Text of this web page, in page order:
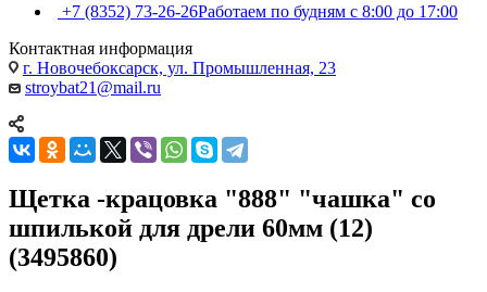
+7 (8352) 73-26-26Работаем по будням с 8:00 до 17:00
Контактная информация
г. Новочебоксарск, ул. Промышленная, 23
stroybat21@mail.ru
Щетка -крацовка "888" "чашка" со
шпилькой для дрели 60мм (12)
(3495860)